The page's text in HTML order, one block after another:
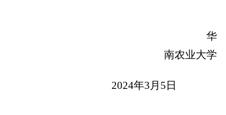
华
南农业大学
2024年3月 5 日